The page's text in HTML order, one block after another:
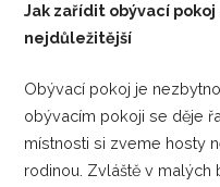
Jak zařídit obývací
nejdůležitější
Obývací pokoj je
obývacím pokoji se děje
místnosti si zveme hosty
rodinou. Zvláště v